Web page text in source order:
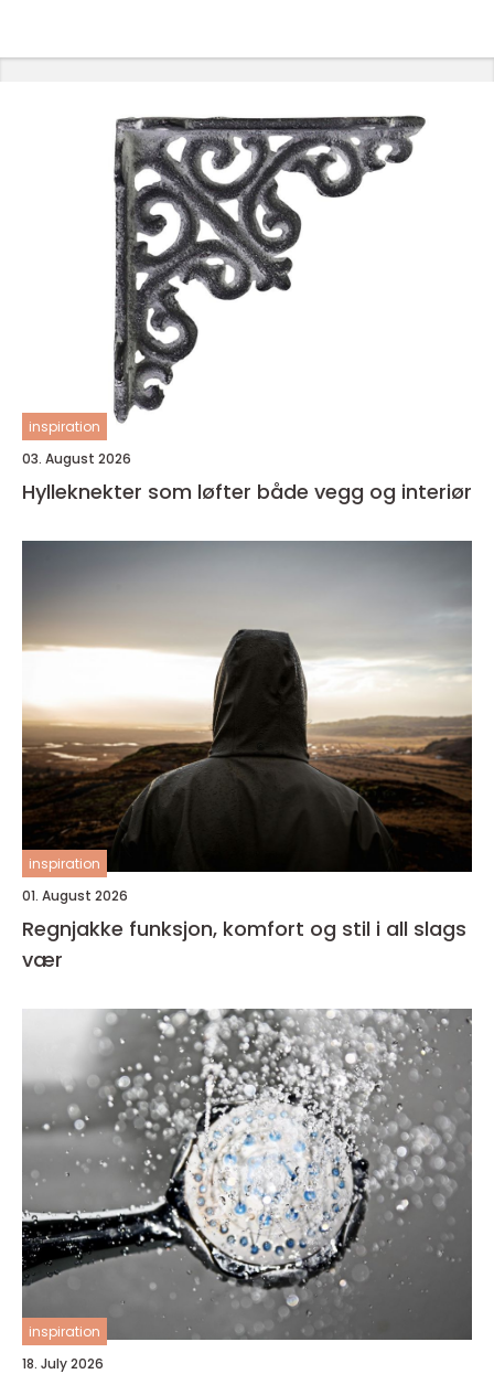
inspiration
03. August 2026
Hylleknekter som løfter både vegg og interiør
inspiration
01. August 2026
Regnjakke funksjon, komfort og stil i all slags
vær
inspiration
18. July 2026